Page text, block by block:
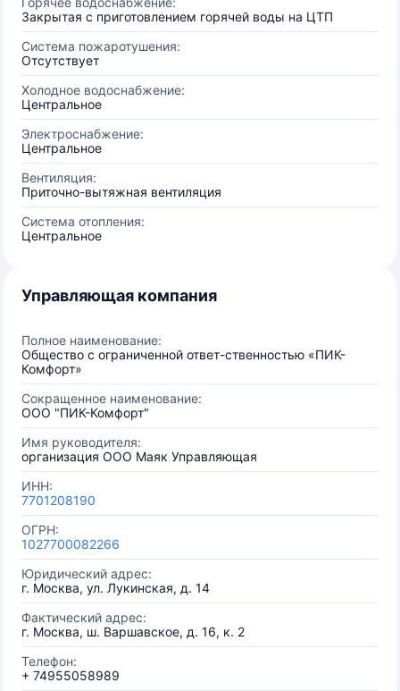
Закрытая с приготовлением горячей воды на ЦТП
Система пожаротушения:
Отсутствует
Холодное водоснабжение:
Центральное
Электроснабжение:
Центральное
Вентиляция:
Приточно-вытяжная вентиляция
Система отопления:
Центральное
Управляющая компания
Полное наименование:
Общество с ограниченной ответ-ственностью «ПИК-
Комфорт»
Сокращенное наименование:
ООО "ПИК-Комфорт"
Имя руководителя:
организация ООО Маяк Управляющая
ИНН:
7701208190
ОГРН:
1027700082266
Юридический адрес:
г. Москва, ул. Лукинская, д. 14
Фактический адрес:
г. Москва, ш. Варшавское, д. 16, к. 2
Телефон:
+ 74955058989